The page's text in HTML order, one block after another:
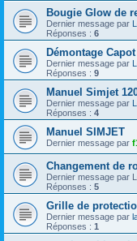
Bougie Glow de
Dernier message par
Réponses : 6
Démontage
Dernier message par
Réponses : 9
Manuel Simjet
Dernier message par
Réponses : 4
Manuel SIMJET
Dernier message par
Changement de
Dernier message par
Réponses : 5
Grille de
Dernier message par
Réponses : 1